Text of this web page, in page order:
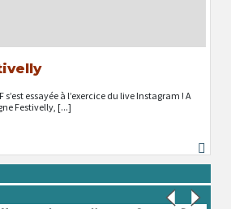
s’est essayée à l’exercice du live Instagram ! A
Festivelly, [...]